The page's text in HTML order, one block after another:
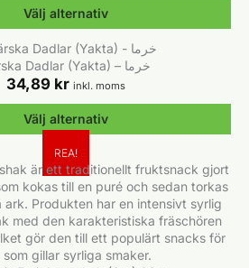
flera
varianter.
De
olika
alternativen
väljas
på
produktsidan
159,99 kr
Välj alternativ
Den
här
produkten
flera
varianter.
De
olika
alternativen
kan
väljas
på
produktsidan
Färska Dadlar (Yakta) – خرما
34,89 kr inkl. moms
Välj alternativ
Den
här
produkten
har
flera
varianter.
De
REA!